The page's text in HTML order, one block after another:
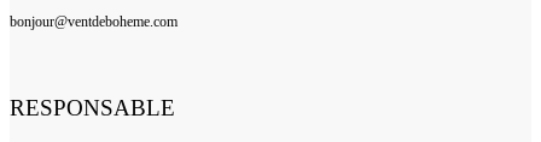
bonjour@ventdeboheme.com
RESPONSABLE